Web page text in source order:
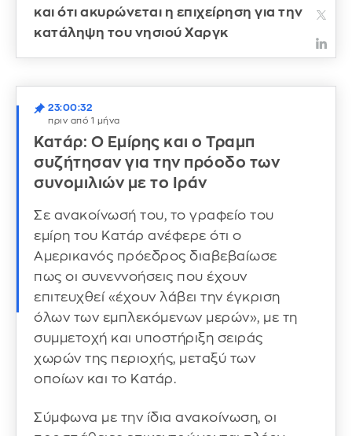
και ότι ακυρώνεται η επιχείρηση για την
κατάληψη του νησιού Χαργκ
23:00:32
πριν από 1 μήνα
Κατάρ: Ο Εμίρης και ο Τραμπ
συζήτησαν για την πρόοδο των
συνομιλιών με το Ιράν
Σε ανακοίνωσή του, το γραφείο του
εμίρη του Κατάρ ανέφερε ότι ο
Αμερικανός πρόεδρος διαβεβαίωσε
πως οι συνεννοήσεις που έχουν
επιτευχθεί «έχουν λάβει την έγκριση
όλων των εμπλεκόμενων μερών», με τη
συμμετοχή και υποστήριξη σειράς
χωρών της περιοχής, μεταξύ των
οποίων και το Κατάρ.
Σύμφωνα με την ίδια ανακοίνωση, οι